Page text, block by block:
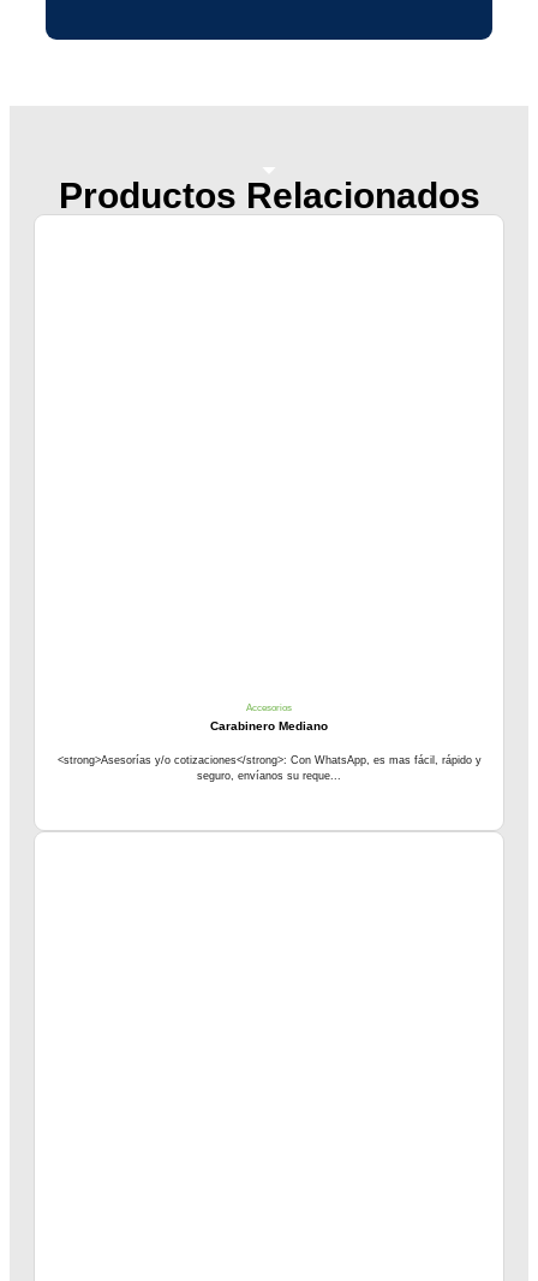
Productos Relacionados
Accesorios
Carabinero Mediano
<strong>Asesorías y/o cotizaciones</strong>: Con WhatsApp, es mas fácil, rápido y
seguro, envíanos su reque...